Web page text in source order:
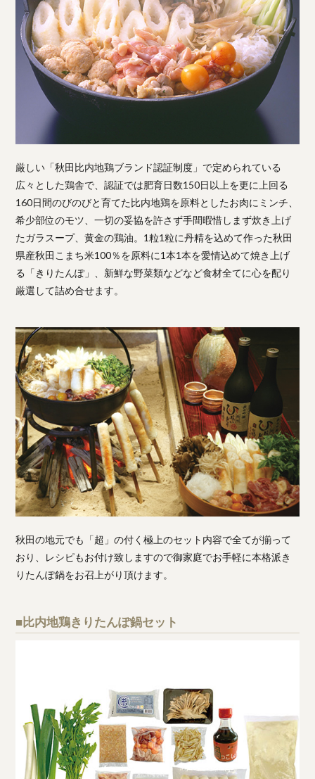
厳しい「秋田比内地鶏ブランド認証制度」で定められている
広々とした鶏舎で、認証では肥育日数150日以上を更に上回る
160日間のびのびと育てた比内地鶏を原料としたお肉にミンチ、
希少部位のモツ、一切の妥協を許さず手間暇惜しまず炊き上げ
たガラスープ、黄金の鶏油。1粒1粒に丹精を込めて作った秋田
県産秋田こまち米100％を原料に1本1本を愛情込めて焼き上げ
る「きりたんぽ」、新鮮な野菜類などなど食材全てに心を配り
厳選して詰め合せます。
秋田の地元でも「超」の付く極上のセット内容で全てが揃って
おり、レシピもお付け致しますので御家庭でお手軽に本格派き
りたんぽ鍋をお召上がり頂けます。
■比内地鶏きりたんぽ鍋セット